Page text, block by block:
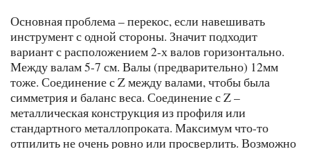
Основная проблема – перекос, если навешивать
инструмент с одной стороны. Значит подходит
вариант с расположением 2-х валов горизонтально.
Между валам 5-7 см. Валы (предварительно) 12мм
тоже. Соединение с Z между валами, чтобы была
симметрия и баланс веса. Соединение с Z –
металлическая конструкция из профиля или
стандартного металлопроката. Максимум что-то
отпилить не очень ровно или просверлить. Возможно